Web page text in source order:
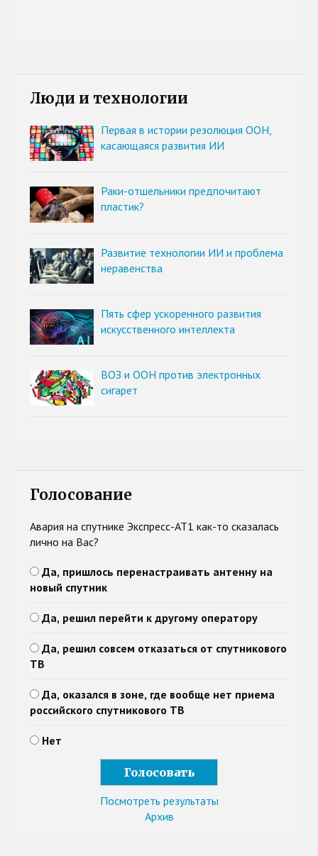
Люди и технологии
Первая в истории резолюция ООН,
касающаяся развития ИИ
Раки-отшельники предпочитают
пластик?
Развитие технологии ИИ и проблема
неравенства
Пять сфер ускоренного развития
искусственного интеллекта
ВОЗ и ООН против электронных
сигарет
Голосование
Авария на спутнике Экспресс-АТ1 как-то сказалась
лично на Вас?
Да, пришлось перенастраивать антенну на
новый спутник
Да, решил перейти к другому оператору
Да, решил совсем отказаться от спутникового
ТВ
Да, оказался в зоне, где вообще нет приема
российского спутникового ТВ
Нет
Посмотреть результаты
Архив